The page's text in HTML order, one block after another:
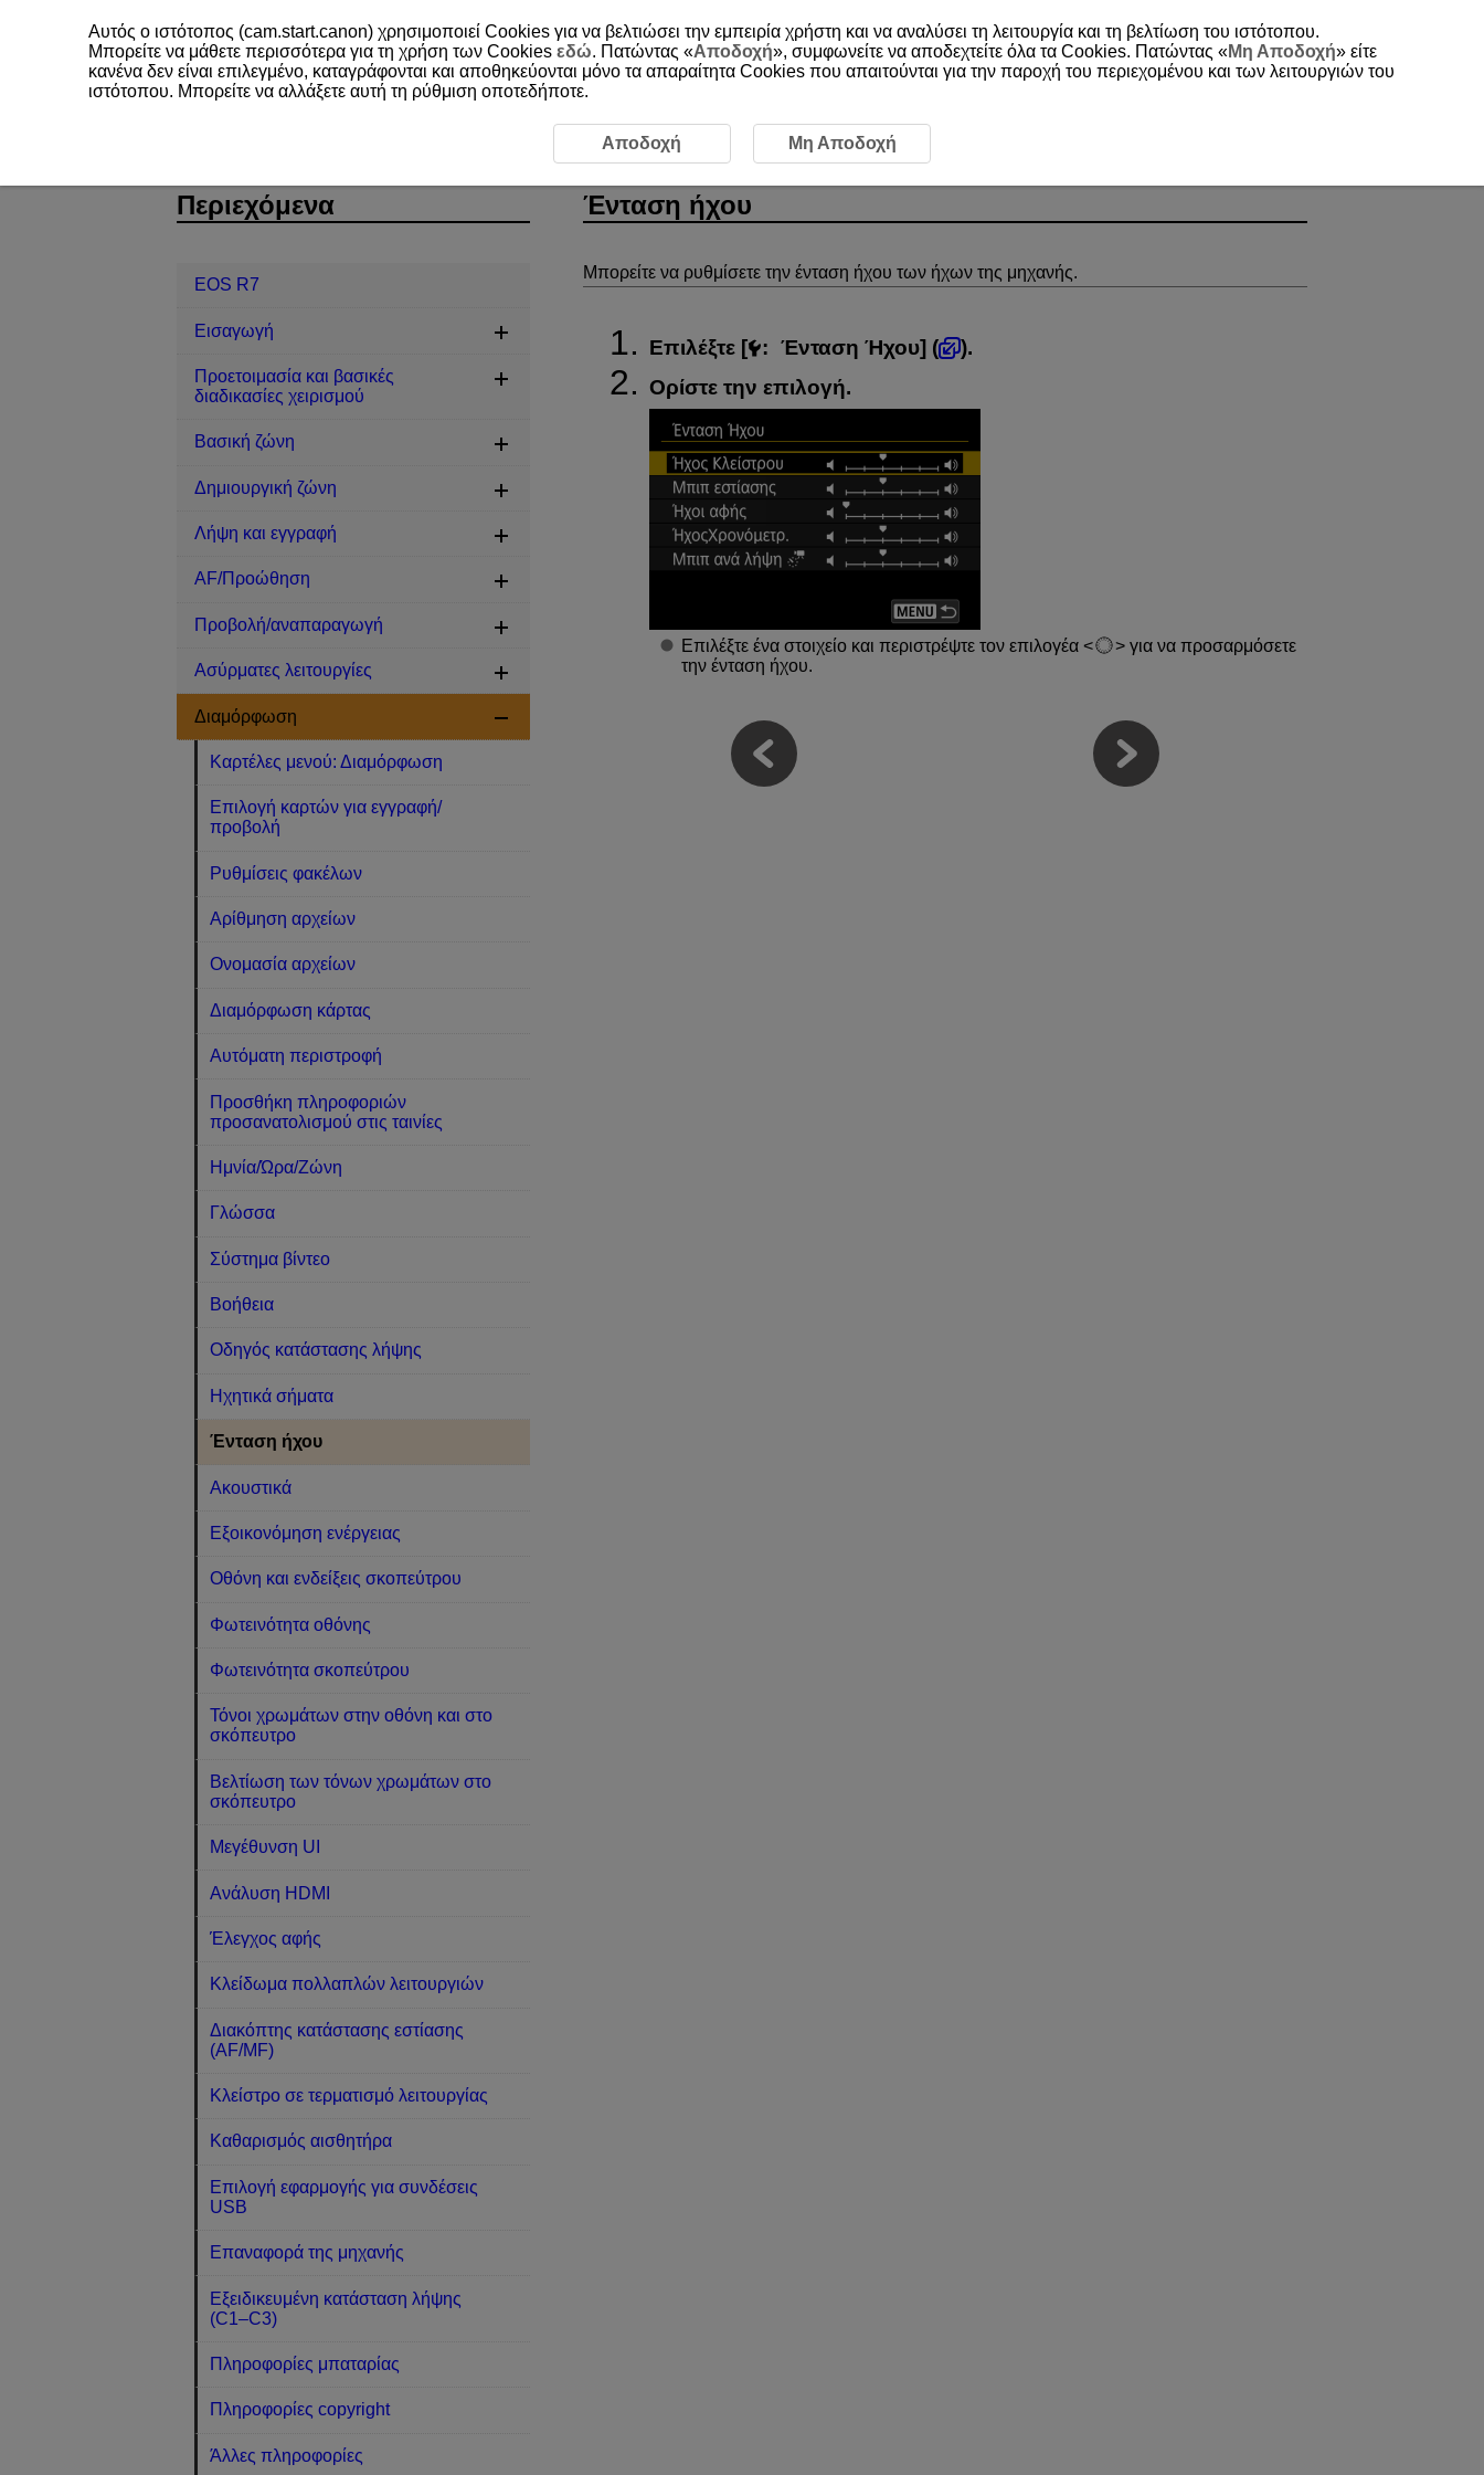
EOS R7 Διαμόρφωση Ένταση ήχου
Ένταση ήχου
Μπορείτε να ρυθμίσετε την ένταση ήχου των ήχων της μηχανής.
Επιλέξτε [ : Ένταση Ήχου] (
).
Ορίστε την επιλογή.
Επιλέξτε ένα στοιχείο και περιστρέψτε τον επιλογέα
για να προσαρμόσετε
την ένταση ήχου.
Περιεχόμενα
EOS R7
Εισαγωγή
Προετοιμασία και βασικές
διαδικασίες χειρισμού
Βασική ζώνη
Δημιουργική ζώνη
Λήψη και εγγραφή
AF/Προώθηση
Προβολή/αναπαραγωγή
Ασύρματες λειτουργίες
Διαμόρφωση
Καρτέλες μενού: Διαμόρφωση
Επιλογή καρτών για εγγραφή/
προβολή
Ρυθμίσεις φακέλων
Αρίθμηση αρχείων
Ονομασία αρχείων
Διαμόρφωση κάρτας
Αυτόματη περιστροφή
Προσθήκη πληροφοριών
προσανατολισμού στις ταινίες
Ημνία/Ώρα/Ζώνη
Γλώσσα
Σύστημα βίντεο
Βοήθεια
Οδηγός κατάστασης λήψης
Ηχητικά σήματα
Ένταση ήχου
Ακουστικά
Εξοικονόμηση ενέργειας
Οθόνη και ενδείξεις σκοπεύτρου
Φωτεινότητα οθόνης
Φωτεινότητα σκοπεύτρου
Τόνοι χρωμάτων στην οθόνη και στο
σκόπευτρο
Βελτίωση των τόνων χρωμάτων στο
σκόπευτρο
Μεγέθυνση UI
Ανάλυση HDMI
Έλεγχος αφής
Κλείδωμα πολλαπλών λειτουργιών
Διακόπτης κατάστασης εστίασης
(AF/MF)
Κλείστρο σε τερματισμό λειτουργίας
Καθαρισμός αισθητήρα
Επιλογή εφαρμογής για συνδέσεις
USB
Επαναφορά της μηχανής
Εξειδικευμένη κατάσταση λήψης
(C1–C3)
Πληροφορίες μπαταρίας
Πληροφορίες copyright
Άλλες πληροφορίες
Αυτός ο ιστότοπος (cam.start.canon) χρησιμοποιεί Cookies για να βελτιώσει την εμπειρία χρήστη και να αναλύσει τη λειτουργία και τη βελτίωση του ιστότοπου.
Μπορείτε να μάθετε περισσότερα για τη χρήση των Cookies εδώ. Πατώντας «Αποδοχή», συμφωνείτε να αποδεχτείτε όλα τα Cookies. Πατώντας «Μη Αποδοχή» είτε
κανένα δεν είναι επιλεγμένο, καταγράφονται και αποθηκεύονται μόνο τα απαραίτητα Cookies που απαιτούνται για την παροχή του περιεχομένου και των λειτουργιών του
ιστότοπου. Μπορείτε να αλλάξετε αυτή τη ρύθμιση οποτεδήποτε.
Αποδοχή Μη Αποδοχή